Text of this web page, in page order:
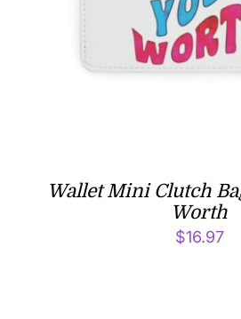
Wallet Mini Clutch
Worth
$16.97